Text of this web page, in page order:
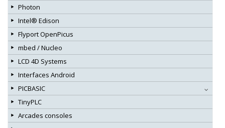
Photon
Intel® Edison
Flyport OpenPicus
mbed / Nucleo
LCD 4D Systems
Interfaces Android
PICBASIC
TinyPLC
Arcades consoles